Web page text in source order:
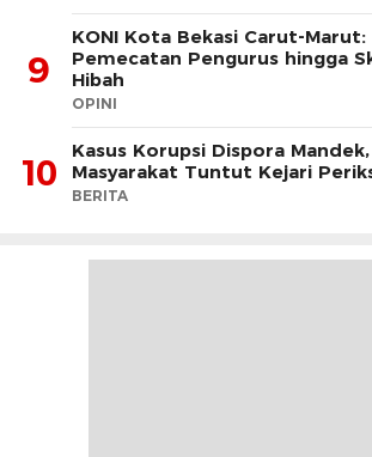
9
KONI Kota Bekasi Carut-Marut:
Pemecatan Pengurus hingga
Hibah
OPINI
10
Kasus Korupsi Dispora
Masyarakat Tuntut Kejari
BERITA